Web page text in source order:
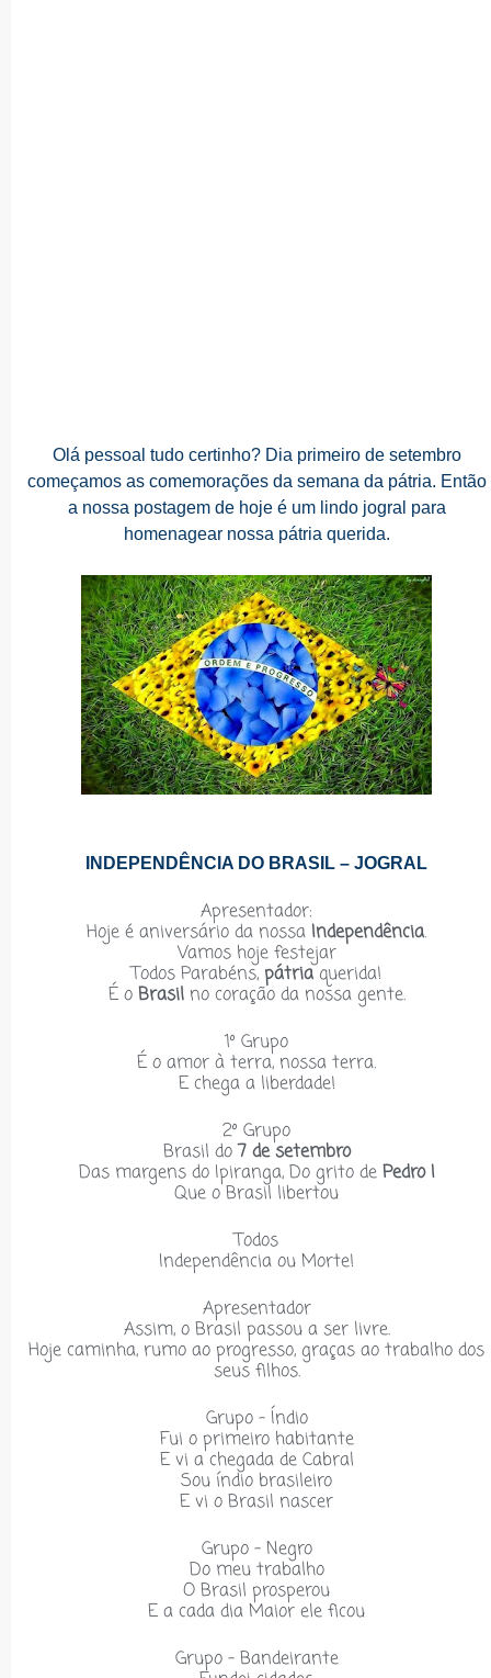
Olá pessoal tudo certinho? Dia primeiro de setembro
começamos as comemorações da semana da pátria. Então
a nossa postagem de hoje é um lindo jogral para
homenagear nossa pátria querida.
INDEPENDÊNCIA DO BRASIL – JOGRAL
Apresentador:
Hoje é aniversário da nossa Independência.
Vamos hoje festejar
Todos Parabéns, pátriaquerida!
É o Brasil no coração da nossa gente.
1º Grupo
É o amor à terra, nossa terra.
E chega a liberdade!
2º Grupo
Brasil do 7 de setembro
Das margens do Ipiranga, Do grito de Pedro I
Que o Brasil libertou
Todos
Independência ou Morte!
Apresentador
Assim, o Brasil passou a ser livre.
Hoje caminha, rumo ao progresso, graças ao trabalho dos
seus filhos.
Grupo – Índio
Fui o primeiro habitante
E vi a chegada de Cabral
Sou índio brasileiro
E vi o Brasil nascer
Grupo – Negro
Do meu trabalho
O Brasil prosperou
E a cada dia Maior ele ficou
Grupo – Bandeirante